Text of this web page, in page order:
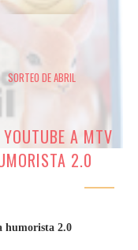
SORTEO DE ABRIL
A MTV
2.0
humorista 2.0